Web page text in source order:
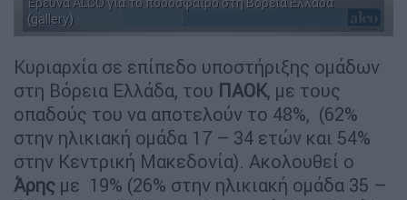
(gallery)
Κυριαρχία σε επίπεδο υποστήριξης ομάδων
στη Βόρεια Ελλάδα, του ΠΑΟΚ, με τους
οπαδούς του να αποτελούν το 48%, (62%
στην ηλικιακή ομάδα 17 – 34 ετών και 54%
στην Κεντρική Μακεδονία). Ακολουθεί ο
Άρης με 19% (26% στην ηλικιακή ομάδα 35 –